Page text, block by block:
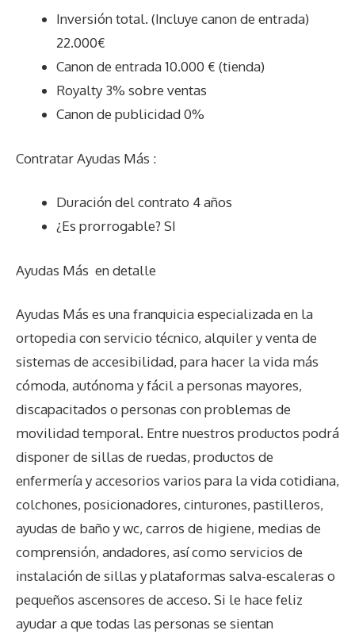
Inversión total. (Incluye canon de entrada)
22.000€
Canon de entrada 10.000 € (tienda)
Royalty 3% sobre ventas
Canon de publicidad 0%
Contratar Ayudas Más :
Duración del contrato 4 años
¿Es prorrogable? SI
Ayudas Más en detalle
Ayudas Más es una franquicia especializada en la
ortopedia con servicio técnico, alquiler y venta de
sistemas de accesibilidad, para hacer la vida más
cómoda, autónoma y fácil a personas mayores,
discapacitados o personas con problemas de
movilidad temporal. Entre nuestros productos podrá
disponer de sillas de ruedas, productos de
enfermería y accesorios varios para la vida cotidiana,
colchones, posicionadores, cinturones, pastilleros,
ayudas de baño y wc, carros de higiene, medias de
comprensión, andadores, así como servicios de
instalación de sillas y plataformas salva-escaleras o
pequeños ascensores de acceso. Si le hace feliz
ayudar a que todas las personas se sientan